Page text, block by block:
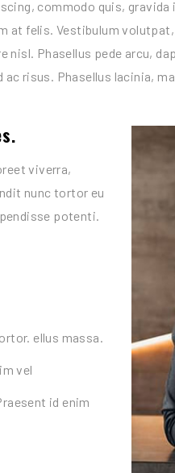
commodo quis,
at felis. Vestibulum
nisl. Phasellus pede arcu,
risus. Phasellus lacinia,
viverra,
nunc tortor eu
potenti.
ellus massa.
vel
id enim